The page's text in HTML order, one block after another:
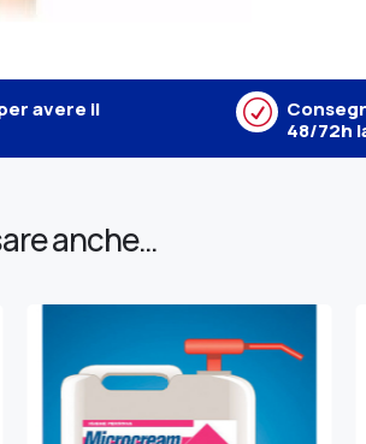
avere il
R
48/72h
anche…